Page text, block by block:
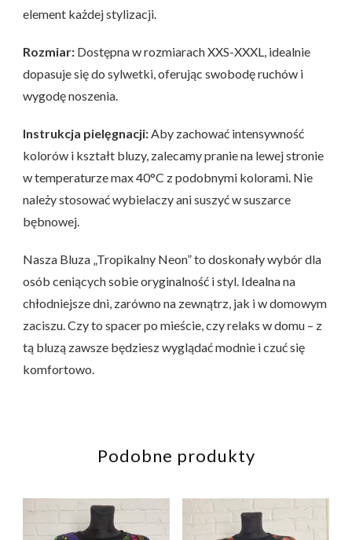
element każdej stylizacji.
Rozmiar: Dostępna w rozmiarach XXS-XXXL, idealnie
dopasuje się do sylwetki, oferując swobodę ruchów i
wygodę noszenia.
Instrukcja pielęgnacji: Aby zachować intensywność
kolorów i kształt bluzy, zalecamy pranie na lewej stronie
w temperaturze max 40°C z podobnymi kolorami. Nie
należy stosować wybielaczy ani suszyć w suszarce
bębnowej.
Nasza Bluza „Tropikalny Neon” to doskonały wybór dla
osób ceniących sobie oryginalność i styl. Idealna na
chłodniejsze dni, zarówno na zewnątrz, jak i w domowym
zaciszu. Czy to spacer po mieście, czy relaks w domu – z
tą bluzą zawsze będziesz wyglądać modnie i czuć się
komfortowo.
Podobne produkty